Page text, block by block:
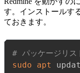
す。インストールす
ておきます。
# パッケージリス
sudo
apt